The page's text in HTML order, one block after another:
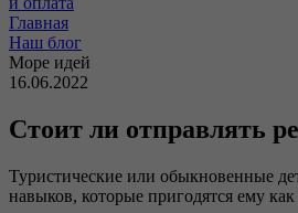
Главная
Наш блог
Море идей
16.06.2022
Стоит ли отправлять
Туристические или обыкновенные
навыков, которые пригодятся ему